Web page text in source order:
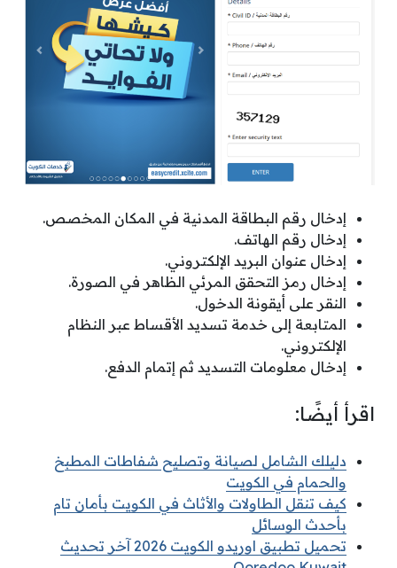
إدخال رقم البطاقة المدنية في المكان المخصص.
إدخال رقم الهاتف.
إدخال عنوان البريد الإلكتروني.
إدخال رمز التحقق المرئي الظاهر في الصورة.
النقر على أيقونة الدخول.
المتابعة إلى خدمة تسديد الأقساط عبر النظام
الإلكتروني.
إدخال معلومات التسديد ثم إتمام الدفع.
اقرأ أيضًا:
دليلك الشامل لصيانة وتصليح شفاطات المطبخ
والحمام في الكويت
كيف تنقل الطاولات والأثاث في الكويت بأمان تام
بأحدث الوسائل
تحميل تطبيق اوريدو الكويت 2026 آخر تحديث